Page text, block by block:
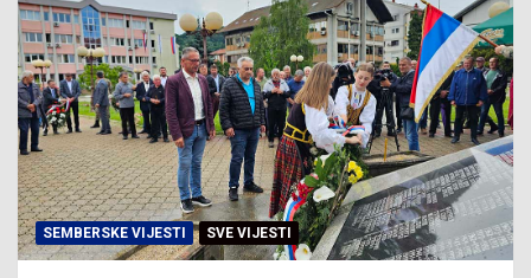
SEMBERSKE VIJESTI SVE VIJESTI